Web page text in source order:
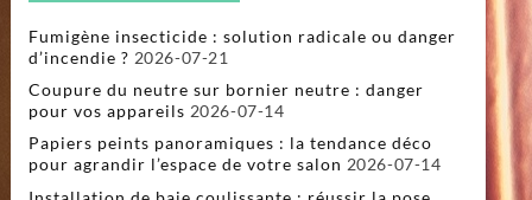
Fumigène insecticide : solution radicale ou danger
d’incendie ? 2026-07-21
Coupure du neutre sur bornier neutre : danger
pour vos appareils 2026-07-14
Papiers peints panoramiques : la tendance déco
pour agrandir l’espace de votre salon 2026-07-14